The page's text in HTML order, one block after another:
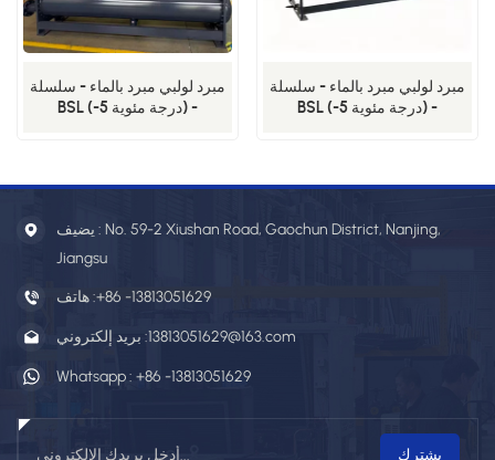
مبرد لولبي مبرد بالماء - سلسلة
BSL (-5 درجة مئوية) -
مبرد لولبي مبرد بالماء - سلسلة
BSL (-5 درجة مئوية) -
يضيف : No. 59-2 Xiushan Road, Gaochun District, Nanjing,
Jiangsu
هاتف :+86 -13813051629
بريد إلكتروني :13813051629@163.com
Whatsapp : +86 -13813051629